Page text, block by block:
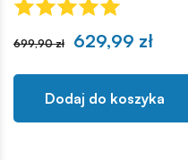
699,90 zł 629,99 zł
Dodaj do koszyka